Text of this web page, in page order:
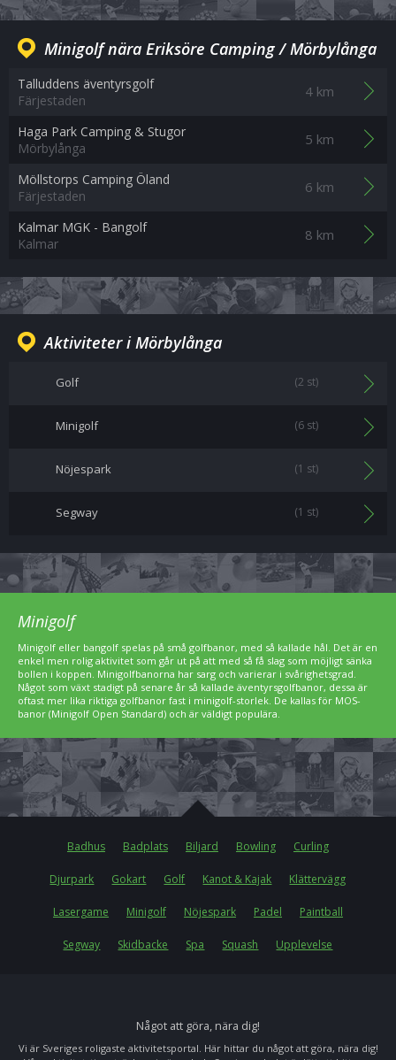
Minigolf nära Eriksöre Camping / Mörbylånga
Talluddens äventyrsgolf
Färjestaden
4 km
Haga Park Camping & Stugor
Mörbylånga
5 km
Möllstorps Camping Öland
Färjestaden
6 km
Kalmar MGK - Bangolf
Kalmar
8 km
Aktiviteter i Mörbylånga
Golf (2 st)
Minigolf (6 st)
Nöjespark (1 st)
Segway (1 st)
Minigolf
Minigolf eller bangolf spelas på små golfbanor, med så kallade hål. Det är en
enkel men rolig aktivitet som går ut på att med så få slag som möjligt sänka
bollen i koppen. Minigolfbanorna har sarg och varierar i svårighetsgrad.
Något som växt stadigt på senare år så kallade äventyrsgolfbanor, dessa är
oftast mer lika riktiga golfbanor fast i minigolf-storlek. De kallas för MOS-
banor (Minigolf Open Standard) och är väldigt populära.
Badhus Badplats Biljard Bowling Curling
Djurpark Gokart Golf Kanot & Kajak Klättervägg
Lasergame Minigolf Nöjespark Padel Paintball
Segway Skidbacke Spa Squash Upplevelse
Något att göra, nära dig!
Vi är Sveriges roligaste aktivitetsportal. Här hittar du något att göra, nära dig!